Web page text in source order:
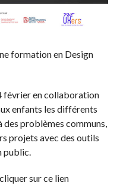
formation en Design
février en collaboration
enfants les différents
des problèmes communs,
projets avec des outils
public.
sur ce lien